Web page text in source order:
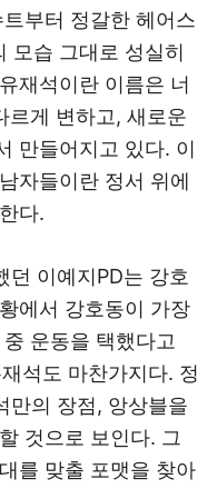
부터 정갈한 헤어스
모습 그대로 성실히
재석이란 이름은 너
르게 변하고, 새로운
만들어지고 있다. 이
자들이란 정서 위에
다.
던 이예지PD는 강호
에서 강호동이 가장
운동을 택했다고
석도 마찬가지다. 정
만의 장점, 앙상블을
것으로 보인다. 그
를 맞출 포맷을 찾아